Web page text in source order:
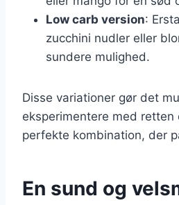
Low carb version:
zucchini nudler eller
sundere mulighed.
Disse variationer gør det
eksperimentere med retten
perfekte kombination, der
En sund og